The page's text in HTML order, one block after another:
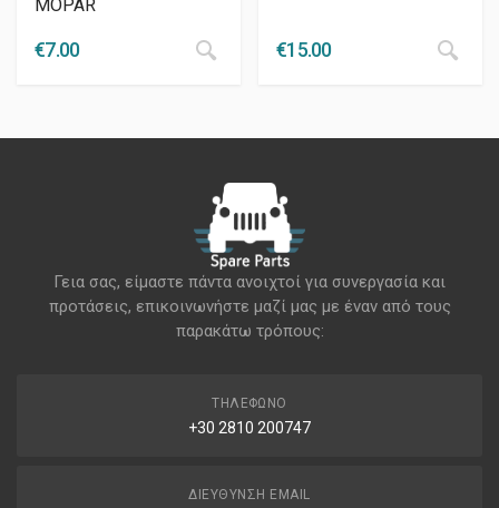
MOPAR
€7.00 €15.00
Γεια σας, είμαστε πάντα ανοιχτοί για συνεργασία και
προτάσεις, επικοινωνήστε μαζί μας με έναν από τους
παρακάτω τρόπους:
ΤΗΛΈΦΩΝΟ
+30 2810 200747
ΔΙΕΎΘΥΝΣΗ EMAIL